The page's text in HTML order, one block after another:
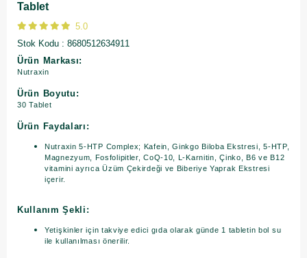
Tablet
5.0
Stok Kodu
8680512634911
Ürün Markası:
Nutraxin
Ürün Boyutu:
30 Tablet
Ürün Faydaları:
Nutraxin 5-HTP Complex; Kafein, Ginkgo Biloba Ekstresi, 5-HTP,
Magnezyum, Fosfolipitler, CoQ-10, L-Karnitin, Çinko, B6 ve B12
vitamini ayrıca Üzüm Çekirdeği ve Biberiye Yaprak Ekstresi
içerir.
Kullanım Şekli:
Yetişkinler için takviye edici gıda olarak günde 1 tabletin bol su
ile kullanılması önerilir.